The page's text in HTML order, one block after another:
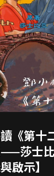
讀《第
莎士
啟示】